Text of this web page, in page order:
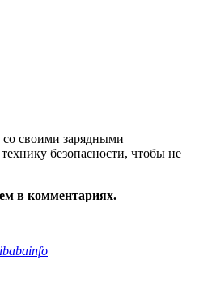
со своими зарядными
безопасности, чтобы не
в комментариях.